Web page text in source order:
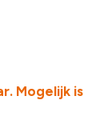
Mogelijk is